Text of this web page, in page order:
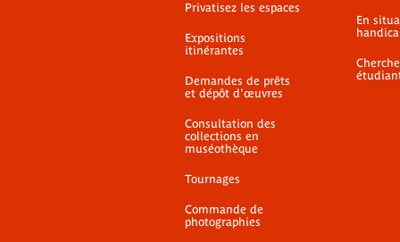
Privatisez les espaces
Expositions
itinérantes
Demandes de prêts
et dépôt d'œuvres
Consultation des
collections en
muséothèque
Tournages
Commande de
photographies
En